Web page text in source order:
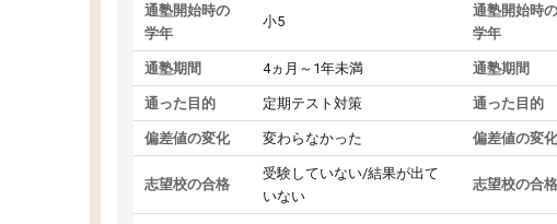
通塾開始時の
学年
小5
通塾期間 4ヵ月～1年未満
通った目的 定期テスト対策
偏差値の変化 変わらなかった
志望校の合格
受験していない/結果が出て
いない
通塾開始時の
学年
通塾期間
通った目的
偏差値の変化
志望校の合格